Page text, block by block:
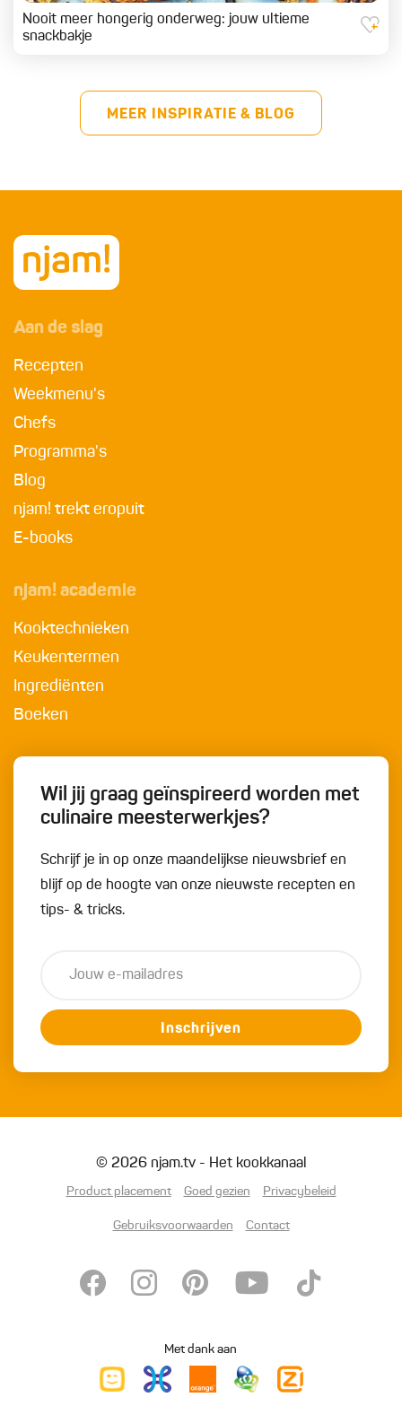
Nooit meer hongerig onderweg: jouw ultieme
snackbakje
MEER INSPIRATIE & BLOG
Aan de slag
Recepten
Weekmenu's
Chefs
Programma's
Blog
njam! trekt eropuit
E-books
njam! academie
Kooktechnieken
Keukentermen
Ingrediënten
Boeken
Wil jij graag geïnspireerd worden met
culinaire meesterwerkjes?
Schrijf je in op onze maandelijkse nieuwsbrief en
blijf op de hoogte van onze nieuwste recepten en
tips- & tricks.
Inschrijven
© 2026 njam.tv - Het kookkanaal
Product placement Goed gezien Privacybeleid
Gebruiksvoorwaarden Contact
Met dank aan